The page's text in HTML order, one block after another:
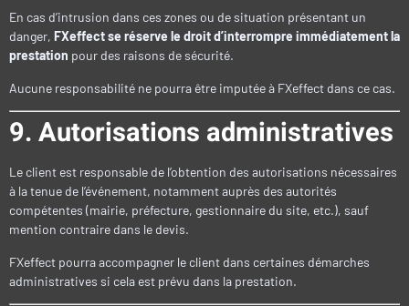
En cas d’intrusion dans ces zones ou de situation présentant un
danger, FXeffect se réserve le droit d’interrompre immédiatement la
prestation pour des raisons de sécurité.
Aucune responsabilité ne pourra être imputée à FXeffect dans ce cas.
9. Autorisations administratives
Le client est responsable de l’obtention des autorisations nécessaires
à la tenue de l’événement, notamment auprès des autorités
compétentes (mairie, préfecture, gestionnaire du site, etc.), sauf
mention contraire dans le devis.
FXeffect pourra accompagner le client dans certaines démarches
administratives si cela est prévu dans la prestation.